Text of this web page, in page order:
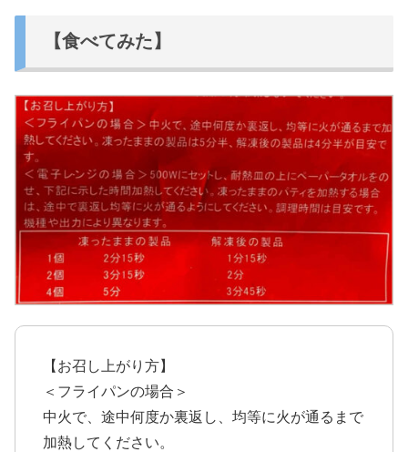
【食べてみた】
【お召し上がり方】
＜フライパンの場合＞
中火で、途中何度か裏返し、均等に火が通るまで
加熱してください。